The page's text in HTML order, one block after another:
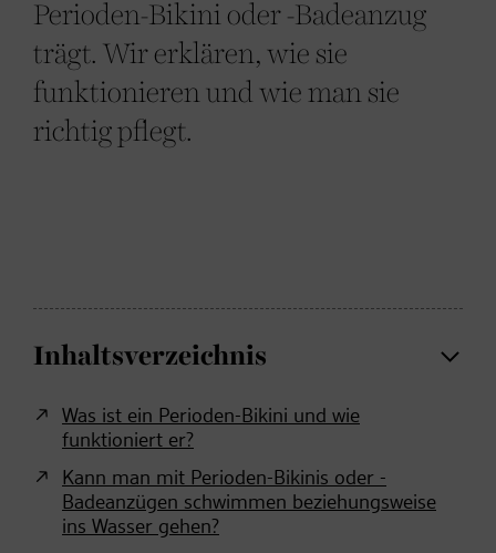
Perioden-Bikini oder -Badeanzug
trägt. Wir erklären, wie sie
funktionieren und wie man sie
richtig pflegt.
Inhaltsverzeichnis
Was ist ein Perioden-Bikini und wie
funktioniert er?
Kann man mit Perioden-Bikinis oder -
Badeanzügen schwimmen beziehungsweise
ins Wasser gehen?